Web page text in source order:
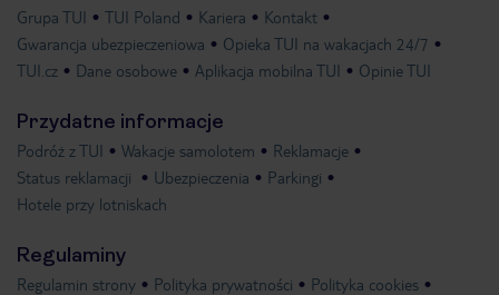
Grupa TUI TUI Poland Kariera
Kontakt
Gwarancja ubezpieczeniowa
Opieka TUI na wakacjach 24/7
TUI.cz
Dane osobowe Aplikacja mobilna TUI Opinie TUI
Przydatne informacje
Podróż z TUI Wakacje samolotem
Reklamacje
Status reklamacji
Ubezpieczenia
Parkingi
Hotele przy lotniskach
Regulaminy
Regulamin strony Polityka prywatności Polityka cookies